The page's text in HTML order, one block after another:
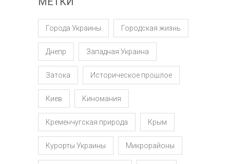
Города Украины Городская жизнь
Днепр Западная Украина
Затока Историческое прошлое
Киев Киномания
Кременчугская природа Крым
Курорты Украины Микрорайоны